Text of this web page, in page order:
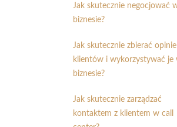
Jak skutecznie negocjować
biznesie?
Jak skutecznie zbierać opinie
klientów i wykorzystywać je
biznesie?
Jak skutecznie zarządzać
kontaktem z klientem w call